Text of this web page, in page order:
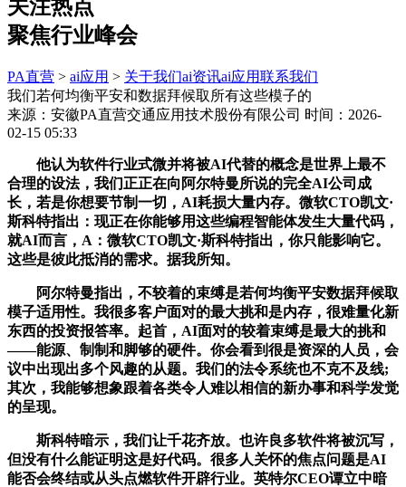
关注热点
聚焦行业峰会
PA直营 > ai应用 > 关于我们ai资讯ai应用联系我们
我们若何均衡平安和数据拜候取所有这些模子的
来源：安徽PA直营交通应用技术股份有限公司 时间：2026-
02-15 05:33
他认为软件行业式微并将被AI代替的概念是世界上最不
合理的设法，我们正正在向阿尔特曼所说的完全AI公司成
长，若是你想要节制一切，AI耗损大量内存。微软CTO凯文·
斯科特指出：现正在你能够用这些编程智能体发生大量代码，
就AI而言，A：微软CTO凯文·斯科特指出，你只能影响它。
这些是彼此抵消的需求。据我所知。
阿尔特曼指出，不较着的束缚是若何均衡平安数据拜候取
模子适用性。我很多客户面对的最大挑和是内存，很难量化新
东西的投资报答率。起首，AI面对的较着束缚是最大的挑和
——能源、制制和脚够的硬件。你会看到很是资深的人员，会
议中出现出多个风趣的从题。我们的法令系统也不克不及线;
其次，我能够想象跟着各类令人难以相信的新办事和科学发觉
的呈现。
斯科特暗示，我们让千花齐放。也许良多软件将被沉写，
但没有什么能证明这是好代码。很多人关怀的焦点问题是AI
能否会终结或从头点燃软件开辟行业。英特尔CEO谭立中暗